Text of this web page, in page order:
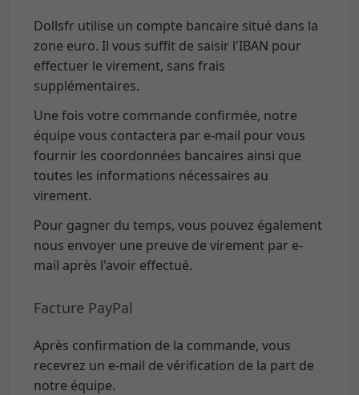
Dollsfr utilise un compte bancaire situé dans la
zone euro. Il vous suffit de saisir l'IBAN pour
effectuer le virement, sans frais
supplémentaires.
Une fois votre commande confirmée, notre
équipe vous contactera par e-mail pour vous
fournir les coordonnées bancaires ainsi que
toutes les informations nécessaires au
virement.
Pour gagner du temps, vous pouvez également
nous envoyer une preuve de virement par e-
mail après l'avoir effectué.
Facture PayPal
Après confirmation de la commande, vous
recevrez un e-mail de vérification de la part de
notre équipe.